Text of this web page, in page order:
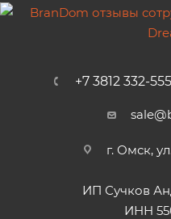
+7 3812 332-555
г. Омск,
ИП Сучков
ИНН